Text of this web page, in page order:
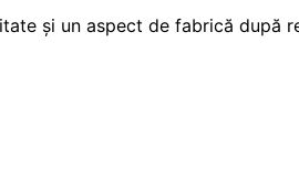
și un aspect de fabrică după